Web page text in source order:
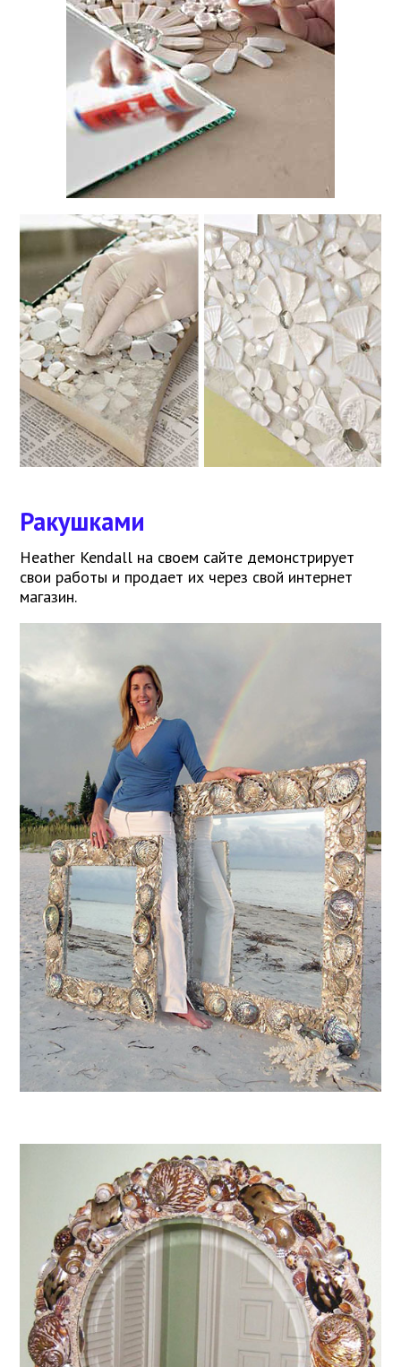
Ракушками
Heather Kendall на своем сайте демонстрирует
свои работы и продает их через свой интернет
магазин.